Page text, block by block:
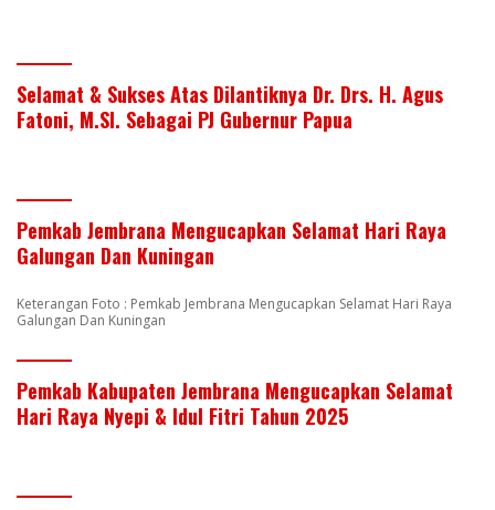
Selamat & Sukses Atas Dilantiknya Dr. Drs. H. Agus
Fatoni, M.SI. Sebagai PJ Gubernur Papua
Pemkab Jembrana Mengucapkan Selamat Hari Raya
Galungan Dan Kuningan
Keterangan Foto : Pemkab Jembrana Mengucapkan Selamat Hari Raya
Galungan Dan Kuningan
Pemkab Kabupaten Jembrana Mengucapkan Selamat
Hari Raya Nyepi & Idul Fitri Tahun 2025